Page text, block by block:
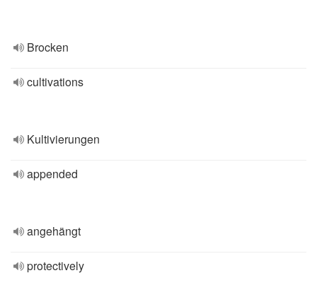
Brocken
cultivations
Kultivierungen
appended
angehängt
protectively